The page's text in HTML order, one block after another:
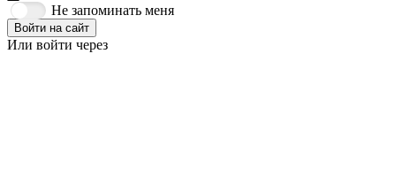
Не запоминать меня
Войти на сайт
Или войти через